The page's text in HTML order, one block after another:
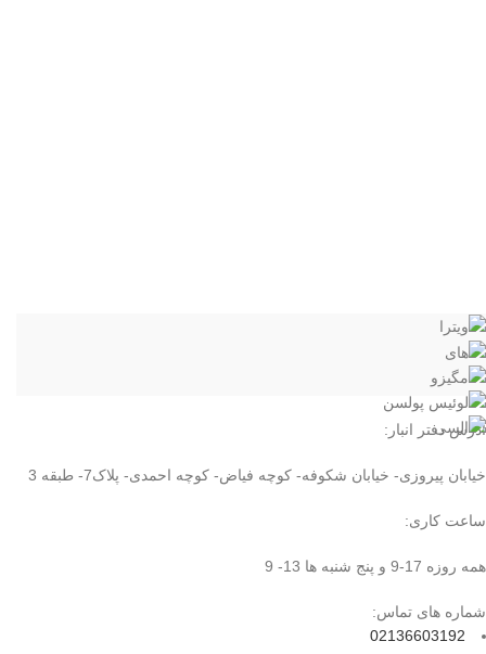
آدرس دفتر انبار:
خیابان پیروزی- خیابان شکوفه- کوچه فیاض- کوچه احمدی- پلاک7- طبقه 3
ساعت کاری:
همه روزه 17-9 و پنج شنبه ها 13- 9
شماره های تماس:
02136603192